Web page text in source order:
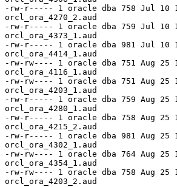
-rw-r----- 1 oracle dba 758 Jul 10
orcl_ora_4270_2.aud
-rw-r----- 1 oracle dba 759 Jul 10
orcl_ora_4373_1.aud
-rw-r----- 1 oracle dba 981 Jul 10
orcl_ora_4414_1.aud
-rw-rw---- 1 oracle dba 751 Aug 25
orcl_ora_4116_1.aud
-rw-rw---- 1 oracle dba 751 Aug 25
orcl_ora_4203_1.aud
-rw-r----- 1 oracle dba 759 Aug 25
orcl_ora_4280_1.aud
-rw-r----- 1 oracle dba 758 Aug 25
orcl_ora_4215_2.aud
-rw-r----- 1 oracle dba 981 Aug 25
orcl_ora_4302_1.aud
-rw-rw---- 1 oracle dba 764 Aug 25
orcl_ora_4354_1.aud
-rw-rw---- 1 oracle dba 758 Aug 25
orcl_ora_4203_2.aud